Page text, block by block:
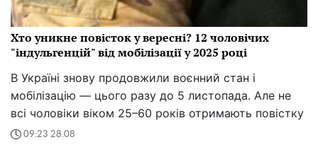
Хто уникне повісток у вересні? 12 чоловічих
"індульгенцій" від мобілізації у 2025 році
В Україні знову продовжили воєнний стан і
мобілізацію — цього разу до 5 листопада. Але не
всі чоловіки віком 25–60 років отримають повістку
09:23 28.08